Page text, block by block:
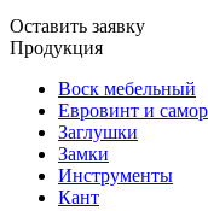
Оставить заявку
Продукция
Воск мебельный
Евровинт и
Заглушки
Замки
Инструменты
Кант